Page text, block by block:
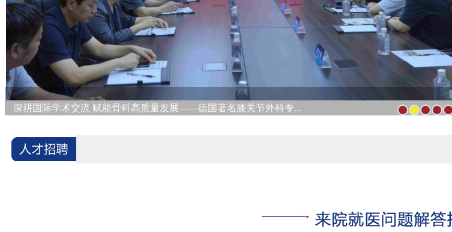
深耕国际学术交流 赋能骨科高质量发展——德国著名膝关节外科专...